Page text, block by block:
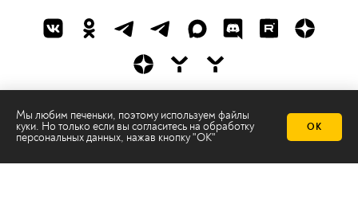
Мы любим печеньки, поэтому используем файлы
куки. Но только если вы согласитесь на обработку
персональных данных, нажав кнопку "ОК"
ОК
© ООО «ТРК «2Х2», 2026
Правовая информация